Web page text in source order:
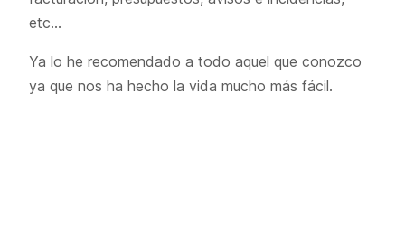
etc…
Ya lo he recomendado a todo aquel que conozco
ya que nos ha hecho la vida mucho más fácil.